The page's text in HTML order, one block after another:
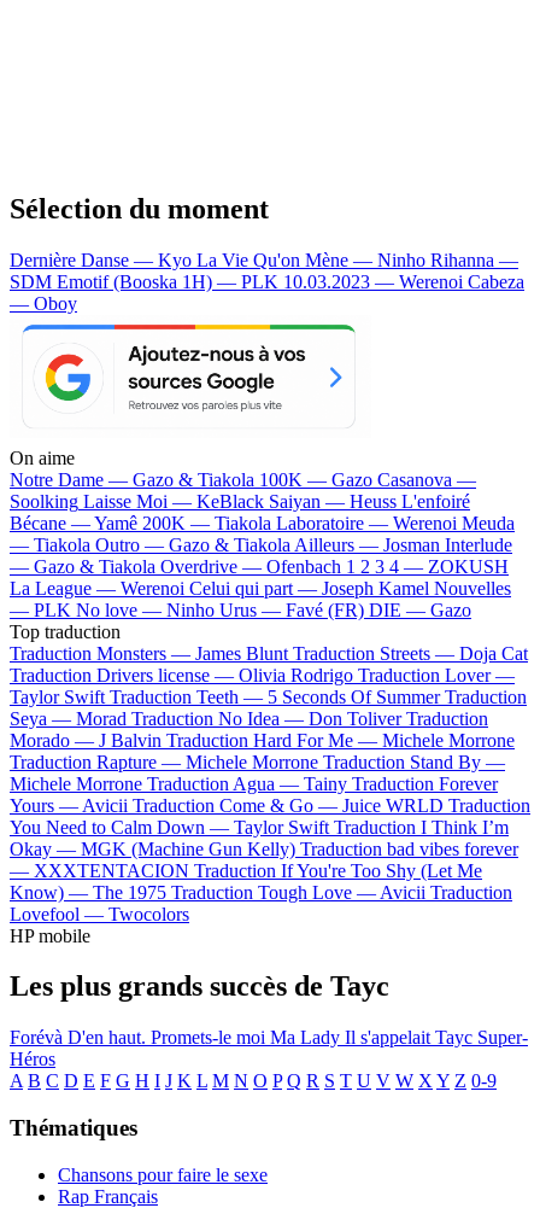
Sélection du moment
Dernière Danse — Kyo La Vie Qu'on Mène — Ninho Rihanna —
SDM Emotif (Booska 1H) — PLK 10.03.2023 — Werenoi Cabeza
— Oboy
On aime
Notre Dame — Gazo & Tiakola 100K — Gazo Casanova —
Soolking Laisse Moi — KeBlack Saiyan — Heuss L'enfoiré
Bécane —Yamê 200K — Tiakola Laboratoire — Werenoi Meuda
— Tiakola Outro — Gazo & Tiakola Ailleurs — Josman Interlude
— Gazo & Tiakola Overdrive — Ofenbach 1 2 3 4 — ZOKUSH
La League — Werenoi Celui qui part — Joseph Kamel Nouvelles
— PLK No love — Ninho Urus — Favé (FR) DIE — Gazo
Top traduction
Traduction Monsters — James Blunt Traduction Streets — Doja Cat
Traduction Drivers license — Olivia Rodrigo Traduction Lover —
Taylor Swift Traduction Teeth — 5 Seconds Of Summer Traduction
Seya — Morad Traduction No Idea — Don Toliver Traduction
Morado — J Balvin Traduction Hard For Me — Michele Morrone
Traduction Rapture — Michele Morrone Traduction Stand By —
Michele Morrone Traduction Agua — Tainy Traduction Forever
Yours — Avicii Traduction Come & Go — Juice WRLD Traduction
You Need to Calm Down — Taylor Swift Traduction I Think I’m
Okay — MGK (Machine Gun Kelly) Traduction bad vibes forever
— XXXTENTACION Traduction If You're Too Shy (Let Me
Know) — The 1975 Traduction Tough Love — Avicii Traduction
Lovefool — Twocolors
HP mobile
Les plus grands succès de Tayc
Forévà D'en haut. Promets-le moi Ma Lady Il s'appelait Tayc Super-
Héros
A B C D E F G H I J K L M N O P Q R S T U V W X Y Z 0-9
Thématiques
Chansons pour faire le sexe
Rap Français